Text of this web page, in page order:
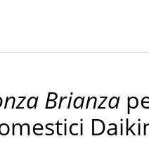
Brianza